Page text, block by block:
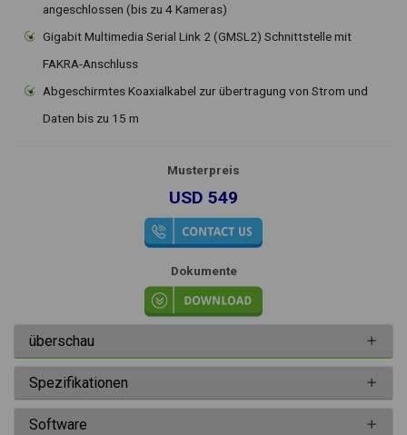
angeschlossen (bis zu 4 Kameras)
Gigabit Multimedia Serial Link 2 (GMSL2) Schnittstelle mit
FAKRA-Anschluss
Abgeschirmtes Koaxialkabel zur übertragung von Strom und
Daten bis zu 15 m
Musterpreis
USD 549
Dokumente
überschau
Spezifikationen
Software